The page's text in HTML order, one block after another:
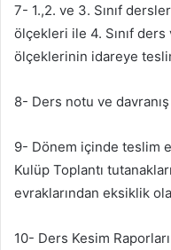
7- 1.,2. ve 3. Sınıf
ölçekleri ile 4. Sınıf
ölçeklerinin idareye
8- Ders notu ve
9- Dönem içinde teslim
Kulüp Toplantı
evraklarından eksiklik
10- Ders Kesim